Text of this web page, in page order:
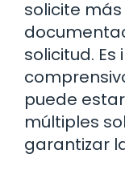
solicite
solicitud.
puede
múltiples
garantizar